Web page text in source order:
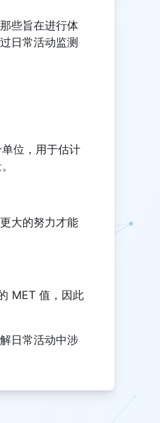
些旨在进行体
日常活动监测
位，用于估计
大的努力才能
MET 值，因此
日常活动中涉